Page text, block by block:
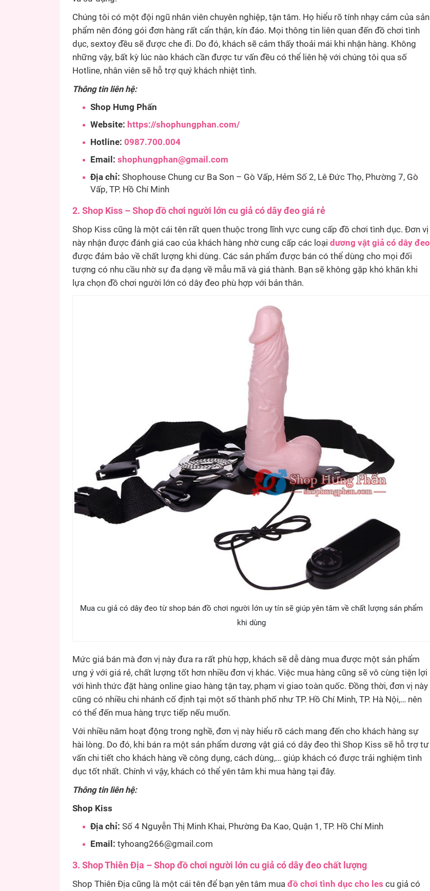
Chúng tôi có một đội ngũ nhân viên chuyên nghiệp, tận tâm. Họ hiểu rõ tính nhạy cảm của sản
phẩm nên đóng gói đơn hàng rất cẩn thận, kín đáo. Mọi thông tin liên quan đến đồ chơi tình
dục, sextoy đều sẽ được che đi. Do đó, khách sẽ cảm thấy thoải mái khi nhận hàng. Không
những vậy, bất kỳ lúc nào khách cần được tư vấn đều có thể liên hệ với chúng tôi qua số
Hotline, nhân viên sẽ hỗ trợ quý khách nhiệt tình.
Thông tin liên hệ:
Shop Hưng Phấn
Website: https://shophungphan.com/
Hotline: 0987.700.004
Email: shophungphan@gmail.com
Địa chỉ: Shophouse Chung cư Ba Son – Gò Vấp, Hẻm Số 2, Lê Đức Thọ, Phường 7, Gò
Vấp, TP. Hồ Chí Minh
2. Shop Kiss – Shop đồ chơi người lớn cu giả có dây đeo giá rẻ
Shop Kiss cũng là một cái tên rất quen thuộc trong lĩnh vực cung cấp đồ chơi tình dục. Đơn vị
này nhận được đánh giá cao của khách hàng nhờ cung cấp các loại dương vật giả có dây đeo
được đảm bảo về chất lượng khi dùng. Các sản phẩm được bán có thể dùng cho mọi đối
tượng có nhu cầu nhờ sự đa dạng về mẫu mã và giá thành. Bạn sẽ không gặp khó khăn khi
lựa chọn đồ chơi người lớn có dây đeo phù hợp với bản thân.
Mua cu giả có dây đeo từ shop bán đồ chơi người lớn uy tín sẽ giúp yên tâm về chất lượng sản phẩm
khi dùng
Mức giá bán mà đơn vị này đưa ra rất phù hợp, khách sẽ dễ dàng mua được một sản phẩm
ưng ý với giá rẻ, chất lượng tốt hơn nhiều đơn vị khác. Việc mua hàng cũng sẽ vô cùng tiện lợi
với hình thức đặt hàng online giao hàng tận tay, phạm vi giao toàn quốc. Đồng thời, đơn vị này
cũng có nhiều chi nhánh cố định tại một số thành phố như TP. Hồ Chí Minh, TP. Hà Nội,… nên
có thể đến mua hàng trực tiếp nếu muốn.
Với nhiều năm hoạt động trong nghề, đơn vị này hiểu rõ cách mang đến cho khách hàng sự
hài lòng. Do đó, khi bán ra một sản phẩm dương vật giả có dây đeo thì Shop Kiss sẽ hỗ trợ tư
vấn chi tiết cho khách hàng về công dụng, cách dùng,… giúp khách có được trải nghiệm tình
dục tốt nhất. Chính vì vậy, khách có thể yên tâm khi mua hàng tại đây.
Thông tin liên hệ:
Shop Kiss
Địa chỉ: Số 4 Nguyễn Thị Minh Khai, Phường Đa Kao, Quận 1, TP. Hồ Chí Minh
Email: tyhoang266@gmail.com
3. Shop Thiên Địa – Shop đồ chơi người lớn cu giả có dây đeo chất lượng
Shop Thiên Địa cũng là một cái tên để bạn yên tâm mua đồ chơi tình dục cho les cu giả có